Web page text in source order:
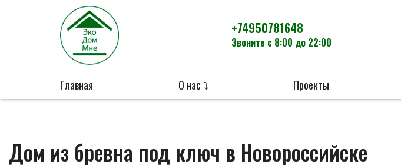
+74950781648
Звоните с 8:00 до 22:00
Главная О нас ⤵ Проекты
Дом из бревна под ключ в Новороссийске